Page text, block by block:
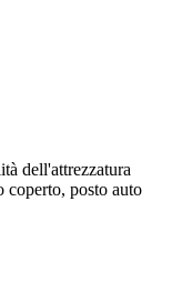
dell'attrezzatura
coperto, posto auto